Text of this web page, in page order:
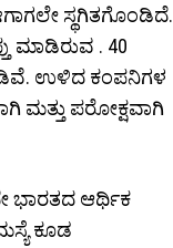
ಸ್ಥಗಿತಗೊಂಡಿದೆ.
ಮಾಡಿರುವ . 40
ಉಳಿದ ಕಂಪನಿಗಳ
ಮತ್ತು ಪರೋಕ್ಷವಾಗಿ
ಭಾರತದ ಆರ್ಥಿಕ
ಕೂಡ